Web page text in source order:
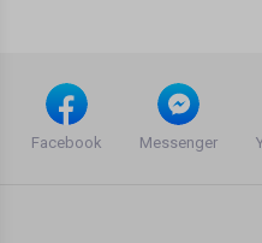
Facebook Messenger